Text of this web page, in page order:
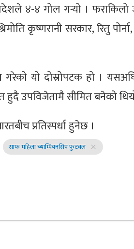
४-४ गोल गर्‍यो । फराकिलो
कृष्णरानी सरकार, रितु
यो दोस्रोपटक हो ।
उपविजेतामै सीमित बनेको
प्रतिस्पर्धा हुनेछ ।
साफ महिला च्याम्पियनसिप फुटबल close